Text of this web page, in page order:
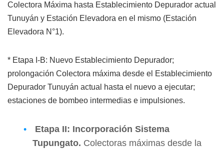
Colectora Máxima hasta Establecimiento Depurador actual
Tunuyán y Estación Elevadora en el mismo (Estación
Elevadora N°1).
* Etapa I-B: Nuevo Establecimiento Depurador;
prolongación Colectora máxima desde el Establecimiento
Depurador Tunuyán actual hasta el nuevo a ejecutar;
estaciones de bombeo intermedias e impulsiones.
Etapa II: Incorporación Sistema
Tupungato. Colectoras máximas desde la